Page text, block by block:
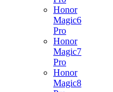
Honor
Magic6
Pro
Honor
Magic7
Pro
Honor
Magic8